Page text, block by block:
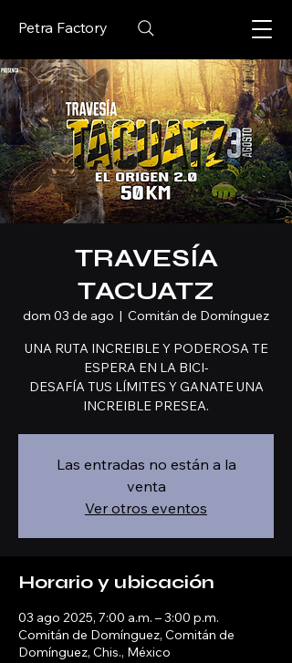
Petra Factory
TRAVESÍA
TACUATZ
dom 03 de ago
  |
Comitán de Domínguez
UNA RUTA INCREIBLE Y PODEROSA TE
ESPERA EN LA BICI-
DESAFÍA TUS LÍMITES Y GANATE UNA
INCREIBLE PRESEA.
Las entradas no están a la
venta
Ver otros eventos
Horario y ubicación
03 ago 2025, 7:00 a.m. – 3:00 p.m.
Comitán de Domínguez, Comitán de
Domínguez, Chis., México